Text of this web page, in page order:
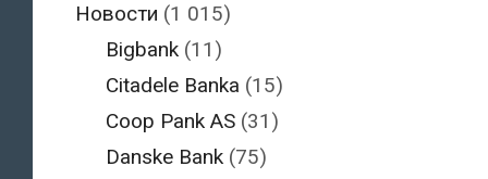
Новости (1 015)
Bigbank (11)
Citadele Banka (15)
Coop Pank AS (31)
Danske Bank (75)